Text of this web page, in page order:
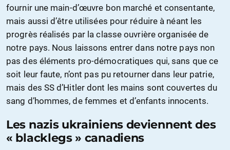
fournir une main-d’œuvre bon marché et consentante,
mais aussi d’être utilisées pour réduire à néant les
progrès réalisés par la classe ouvrière organisée de
notre pays. Nous laissons entrer dans notre pays non
pas des éléments pro-démocratiques qui, sans que ce
soit leur faute, n’ont pas pu retourner dans leur patrie,
mais des SS d’Hitler dont les mains sont couvertes du
sang d’hommes, de femmes et d’enfants innocents.
Les nazis ukrainiens deviennent des
« blacklegs » canadiens